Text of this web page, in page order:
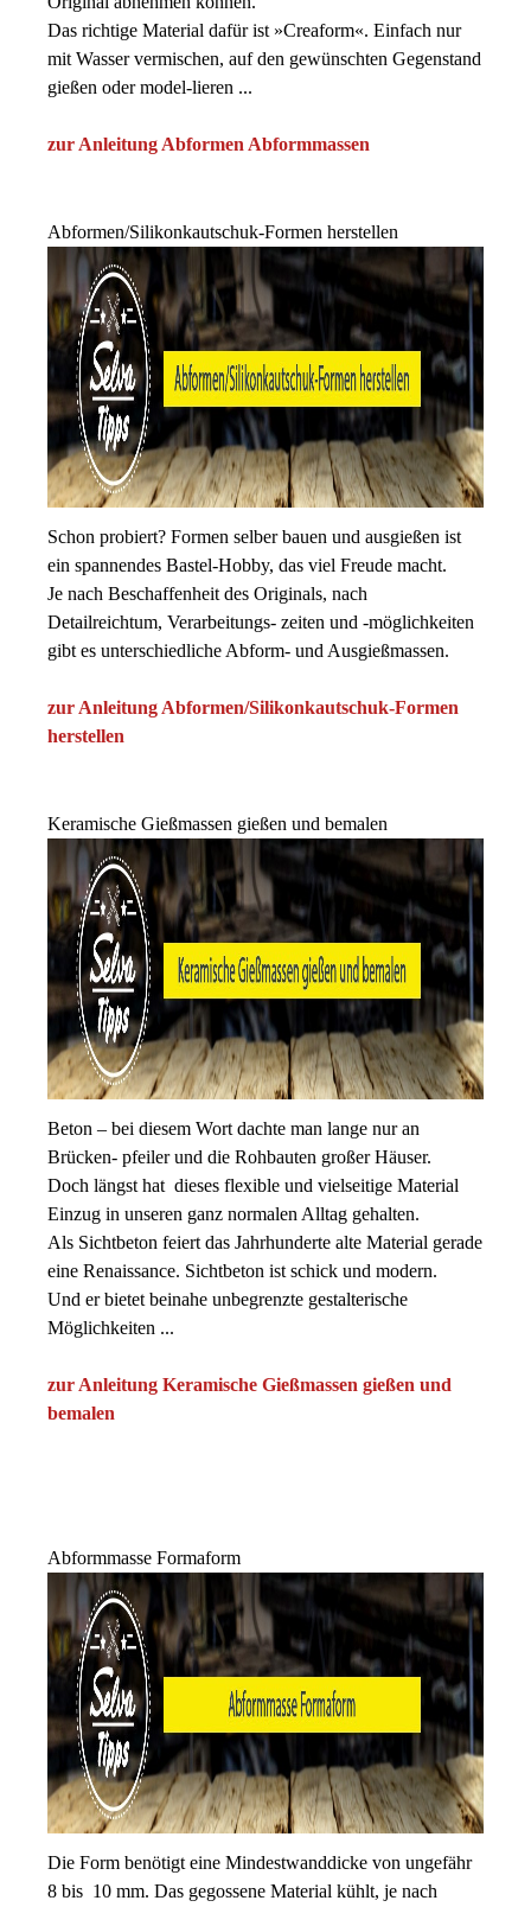
Das richtige Material dafür ist »Creaform«. Einfach nur
mit Wasser vermischen, auf den gewünschten Gegenstand
gießen oder model-lieren ...
zur Anleitung Abformen Abformmassen
Abformen/Silikonkautschuk-Formen herstellen
Schon probiert? Formen selber bauen und ausgießen ist
ein spannendes Bastel-Hobby, das viel Freude macht.
Je nach Beschaffenheit des Originals, nach
Detailreichtum, Verarbeitungs- zeiten und -möglichkeiten
gibt es unterschiedliche Abform- und Ausgießmassen.
zur Anleitung Abformen/Silikonkautschuk-Formen
herstellen
Keramische Gießmassen gießen und bemalen
Beton – bei diesem Wort dachte man lange nur an
Brücken- pfeiler und die Rohbauten großer Häuser.
Doch längst hat dieses flexible und vielseitige Material
Einzug in unseren ganz normalen Alltag gehalten.
Als Sichtbeton feiert das Jahrhunderte alte Material gerade
eine Renaissance. Sichtbeton ist schick und modern.
Und er bietet beinahe unbegrenzte gestalterische
Möglichkeiten ...
zur Anleitung Keramische Gießmassen gießen und
bemalen
Abformmasse Formaform
Die Form benötigt eine Mindestwanddicke von ungefähr
8 bis 10 mm. Das gegossene Material kühlt, je nach